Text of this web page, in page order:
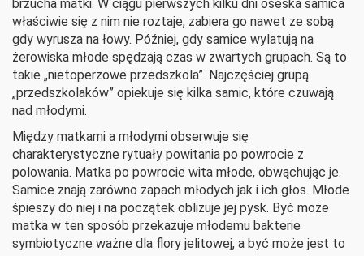
brzucha matki. W ciągu pierwszych kilku dni oseska samica
właściwie się z nim nie roztaje, zabiera go nawet ze sobą
gdy wyrusza na łowy. Później, gdy samice wylatują na
żerowiska młode spędzają czas w zwartych grupach. Są to
takie „nietoperzowe przedszkola”. Najczęściej grupą
„przedszkolaków” opiekuje się kilka samic, które czuwają
nad młodymi.
Między matkami a młodymi obserwuje się
charakterystyczne rytuały powitania po powrocie z
polowania. Matka po powrocie wita młode, obwąchując je.
Samice znają zarówno zapach młodych jak i ich głos. Młode
śpieszy do niej i na początek oblizuje jej pysk. Być może
matka w ten sposób przekazuje młodemu bakterie
symbiotyczne ważne dla flory jelitowej, a być może jest to